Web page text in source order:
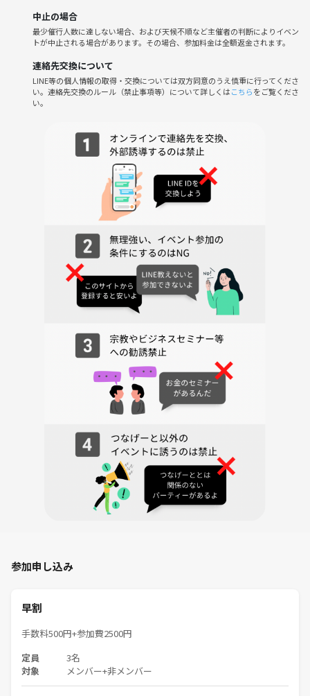
中止の場合
最少催行人数に達しない場合、および天候不順など主催者の判断によりイベン
トが中止される場合があります。その場合、参加料金は全額返金されます。
連絡先交換について
LINE等の個人情報の取得・交換については双方同意のうえ慎重に行ってくださ
い。連絡先交換のルール（禁止事項等）について詳しくはこちらをご覧くださ
い。
参加申し込み
早割
手数料500円+参加費2500円
定員 3名
対象 メンバー+非メンバー